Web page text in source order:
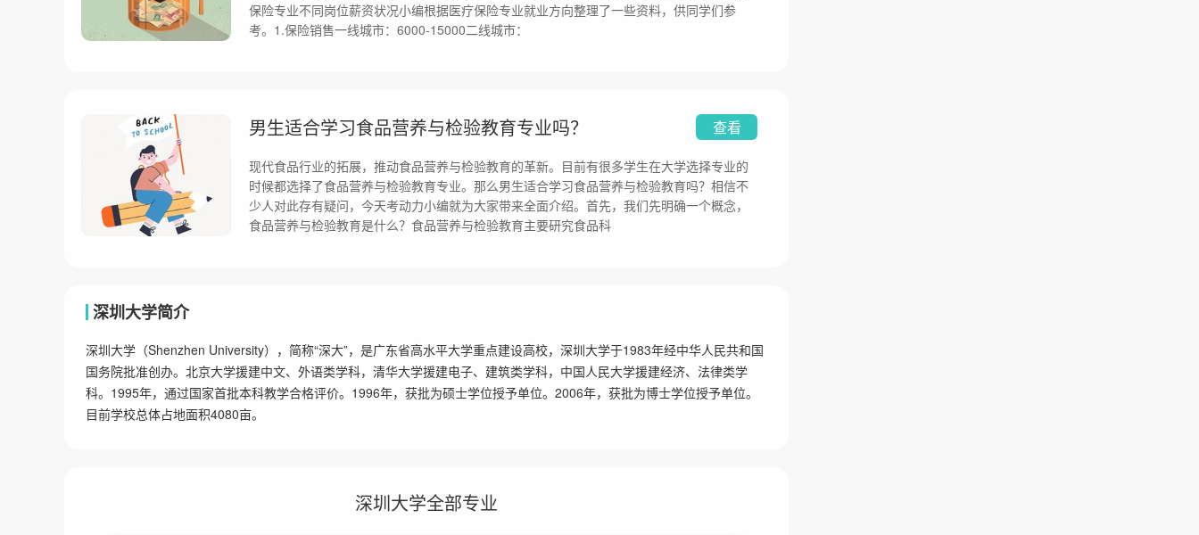
保险专业不同岗位薪资状况小编根据医疗保险专业就业方向整理了一些资料，供同学们参
考。1.保险销售一线城市：6000-15000二线城市：
男生适合学习食品营养与检验教育专业吗？ 查看
现代食品行业的拓展，推动食品营养与检验教育的革新。目前有很多学生在大学选择专业的
时候都选择了食品营养与检验教育专业。那么男生适合学习食品营养与检验教育吗？相信不
少人对此存有疑问，今天考动力小编就为大家带来全面介绍。首先，我们先明确一个概念，
食品营养与检验教育是什么？食品营养与检验教育主要研究食品科
深圳大学简介
深圳大学（Shenzhen University），简称“深大”，是广东省高水平大学重点建设高校，深圳大学于1983年经中华人民共和国
国务院批准创办。北京大学援建中文、外语类学科，清华大学援建电子、建筑类学科，中国人民大学援建经济、法律类学
科。1995年，通过国家首批本科教学合格评价。1996年，获批为硕士学位授予单位。2006年，获批为博士学位授予单位。
目前学校总体占地面积4080亩。
深圳大学全部专业